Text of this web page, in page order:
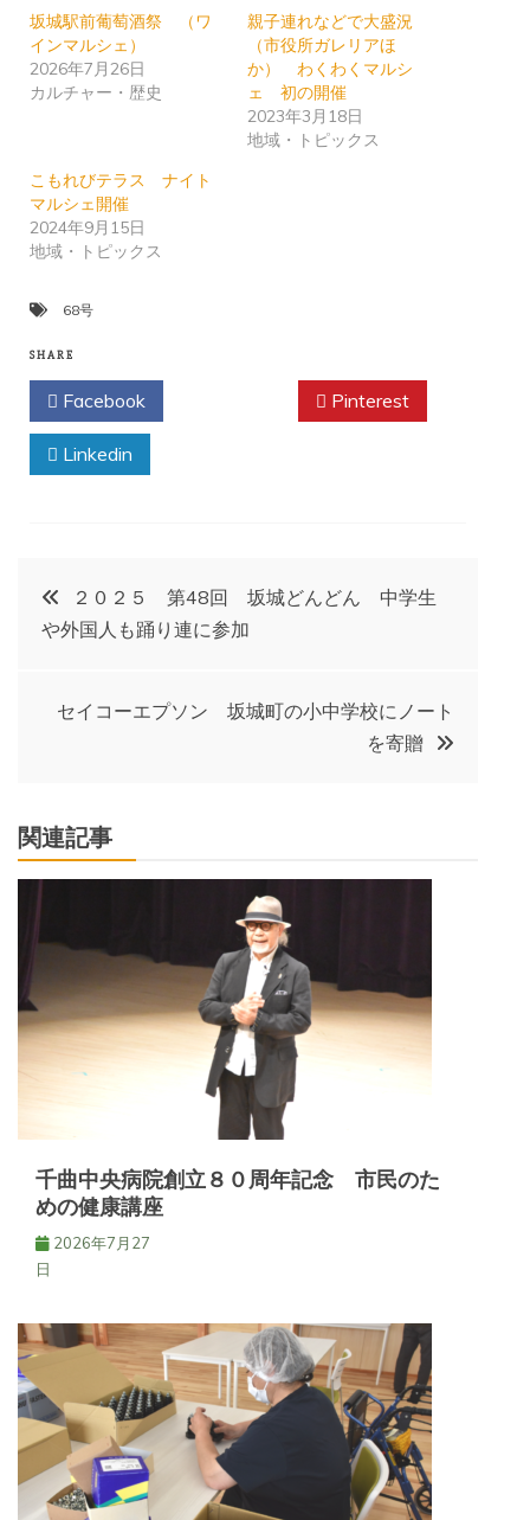
坂城駅前葡萄酒祭 （ワ
インマルシェ）
2026年7月26日
カルチャー・歴史
親子連れなどで大盛況
（市役所ガレリアほ
か） わくわくマルシ
ェ 初の開催
2023年3月18日
地域・トピックス
こもれびテラス ナイト
マルシェ開催
2024年9月15日
地域・トピックス
68号
SHARE
Facebook Pinterest
Linkedin
投
稿
ゲ
ー
シ
ョ
ン
２０２５ 第48回 坂城どんどん 中学生
や外国人も踊り連に参加
セイコーエプソン 坂城町の小中学校にノート
を寄贈
関連記事
千曲中央病院創立８０周年記念 市民のた
めの健康講座
2026年7月27
日